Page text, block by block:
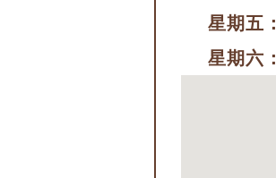
星期五：
星期六：